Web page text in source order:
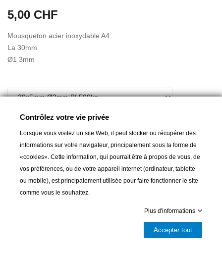
5,00 CHF
Mousqueton acier inoxydable A4
La 30mm
Ø1 3mm
Ajouter au panier
Livrable et disponible en magasin
Partager
16 autres produits dans la même
Contrôlez votre vie privée
Lorsque vous visitez un site Web, il peut stocker ou récupérer des
informations sur votre navigateur, principalement sous la forme de
«cookies». Cette information, qui pourrait être à propos de vous, de
vos préférences, ou de votre appareil internet (ordinateur, tablette
ou mobile), est principalement utilisée pour faire fonctionner le site
comme vous le souhaitez.
Plus d'informations
Accepter tout